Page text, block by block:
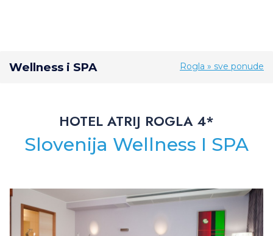
Wellness i SPA Rogla » sve ponude
HOTEL ATRIJ ROGLA 4*
Slovenija Wellness I SPA